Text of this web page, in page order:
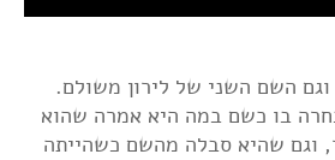
השם השני של לירון משולם.
בו כשם במה היא אמרה שהוא
וגם שהיא סבלה מהשם כשהייתה